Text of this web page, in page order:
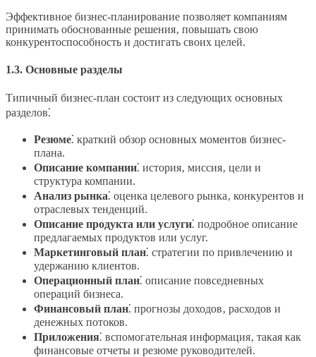
Эффективное бизнес-планирование позволяет компаниям
принимать обоснованные решения‚ повышать свою
конкурентоспособность и достигать своих целей.
1.3. Основные разделы
Типичный бизнес-план состоит из следующих основных
разделов⁚
Резюме⁚ краткий обзор основных моментов бизнес-
плана.
Описание компании⁚ история‚ миссия‚ цели и
структура компании.
Анализ рынка⁚ оценка целевого рынка‚ конкурентов и
отраслевых тенденций.
Описание продукта или услуги⁚ подробное описание
предлагаемых продуктов или услуг.
Маркетинговый план⁚ стратегии по привлечению и
удержанию клиентов.
Операционный план⁚ описание повседневных
операций бизнеса.
Финансовый план⁚ прогнозы доходов‚ расходов и
денежных потоков.
Приложения⁚ вспомогательная информация‚ такая как
финансовые отчеты и резюме руководителей.